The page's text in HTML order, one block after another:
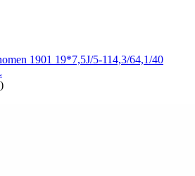
1901 19*7,5J/5-114,3/64,1/40